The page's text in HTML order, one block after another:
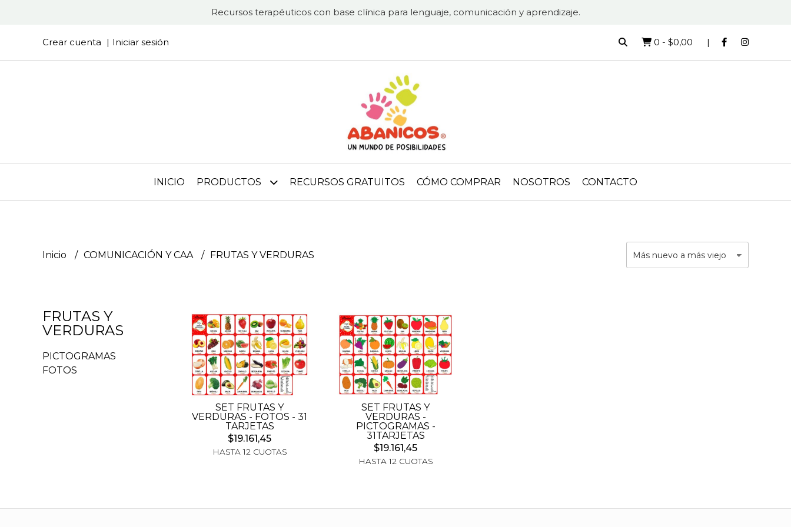
Recursos terapéuticos con base clínica para lenguaje, comunicación y aprendizaje.
Crear cuenta Iniciar sesión 0 - $0,00
INICIO PRODUCTOS RECURSOS GRATUITOS CÓMO COMPRAR NOSOTROS CONTACTO
Inicio COMUNICACIÓN Y CAA FRUTAS Y VERDURAS
FRUTAS Y
VERDURAS
PICTOGRAMAS
FOTOS
SET FRUTAS Y
VERDURAS - FOTOS - 31
TARJETAS
$19.161,45
HASTA 12 CUOTAS
SET FRUTAS Y
VERDURAS -
PICTOGRAMAS -
31TARJETAS
$19.161,45
HASTA 12 CUOTAS